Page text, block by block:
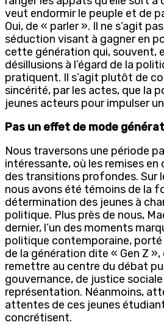
veut endormir le peuple et de
Oui, de « parler ». Il ne s’agit
séduction visant à gagner en
cette génération qui, souvent,
désillusions à l’égard de la
pratiquent. Il s’agit plutôt de
sincérité, par les actes, que la
jeunes acteurs pour impulser
Pas un effet de mode
Nous traversons une période
intéressante, où les remises
des transitions profondes. Sur
nous avons été témoins de la
détermination des jeunes à
politique. Plus près de nous,
dernier, l’un des moments
politique contemporaine,
de la génération dite « Gen Z
remettre au centre du débat
gouvernance, de justice
représentation. Néanmoins,
attentes de ces jeunes
concrétisent.